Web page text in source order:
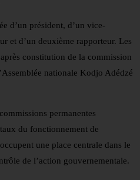
d’un président, d’un vice-
et d’un deuxième rapporteur. Les
constitution de la commission
nationale Kodjo Adédzé
permanentes
du fonctionnement de
une place centrale dans le
de l’action gouvernementale.